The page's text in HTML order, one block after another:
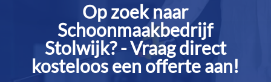
Op zoek naar
Schoonmaakbedrijf
Stolwijk? - Vraag direct
kosteloos een offerte aan!